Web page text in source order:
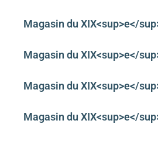
Magasin du XIX<sup>e</
Magasin du XIX<sup>e</
Magasin du XIX<sup>e</
Magasin du XIX<sup>e</